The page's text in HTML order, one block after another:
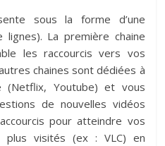
sous la forme d’une
lignes). La première chaine
les raccourcis vers vos
chaines sont dédiées à
(Netflix, Youtube) et vous
de nouvelles vidéos
pour atteindre vos
plus visités (ex : VLC) en